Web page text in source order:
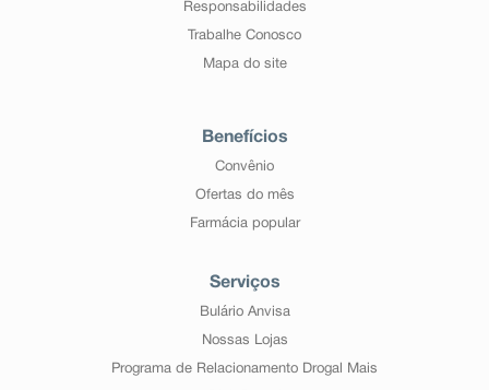
Responsabilidades
Trabalhe Conosco
Mapa do site
Benefícios
Convênio
Ofertas do mês
Farmácia popular
Serviços
Bulário Anvisa
Nossas Lojas
Programa de Relacionamento Drogal Mais